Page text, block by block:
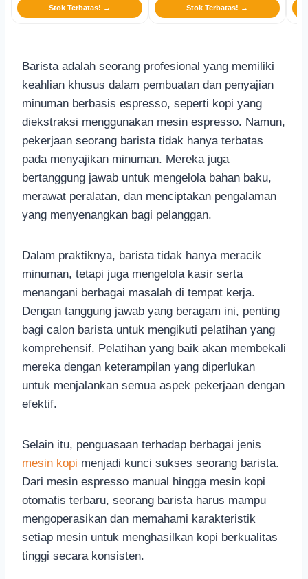
Stok Terbatas! → Stok Terbatas! →
Barista adalah seorang profesional yang memiliki
keahlian khusus dalam pembuatan dan penyajian
minuman berbasis espresso, seperti kopi yang
diekstraksi menggunakan mesin espresso. Namun,
pekerjaan seorang barista tidak hanya terbatas
pada menyajikan minuman. Mereka juga
bertanggung jawab untuk mengelola bahan baku,
merawat peralatan, dan menciptakan pengalaman
yang menyenangkan bagi pelanggan.
Dalam praktiknya, barista tidak hanya meracik
minuman, tetapi juga mengelola kasir serta
menangani berbagai masalah di tempat kerja.
Dengan tanggung jawab yang beragam ini, penting
bagi calon barista untuk mengikuti pelatihan yang
komprehensif. Pelatihan yang baik akan membekali
mereka dengan keterampilan yang diperlukan
untuk menjalankan semua aspek pekerjaan dengan
efektif.
Selain itu, penguasaan terhadap berbagai jenis
mesin kopi menjadi kunci sukses seorang barista.
Dari mesin espresso manual hingga mesin kopi
otomatis terbaru, seorang barista harus mampu
mengoperasikan dan memahami karakteristik
setiap mesin untuk menghasilkan kopi berkualitas
tinggi secara konsisten.